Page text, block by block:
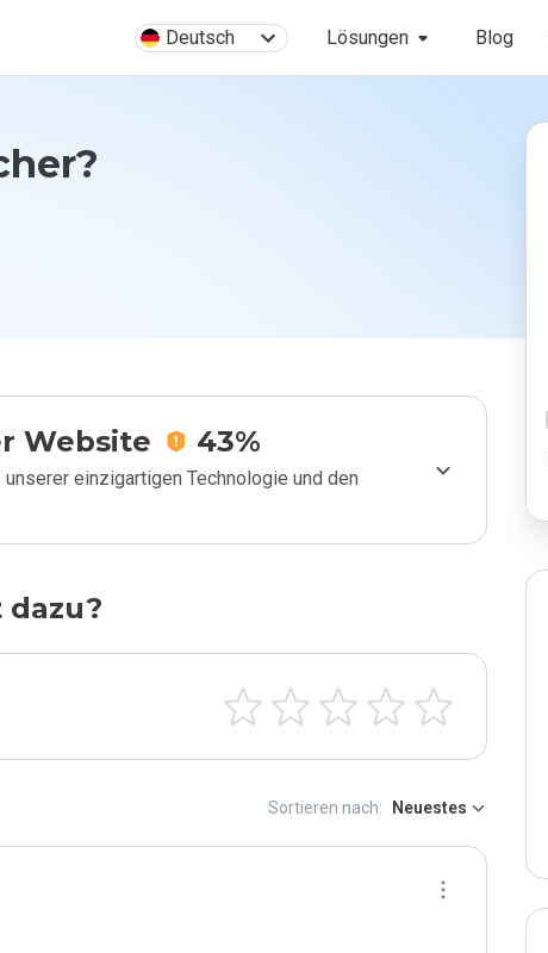
Deutsch Lösungen Blog
Website 43%
einzigartigen Technologie und den
dazu?
Sortieren nach: Neuestes